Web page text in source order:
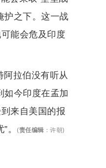
护之下。这一战
能会危及印度
阿拉伯没有听从
如今印度在孟加
来自美国的报
。
(责任编辑 ： 许朝)